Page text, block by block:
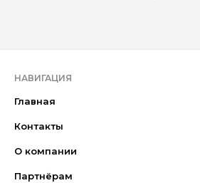
НАВИГАЦИЯ
Главная
Контакты
О компании
Партнёрам